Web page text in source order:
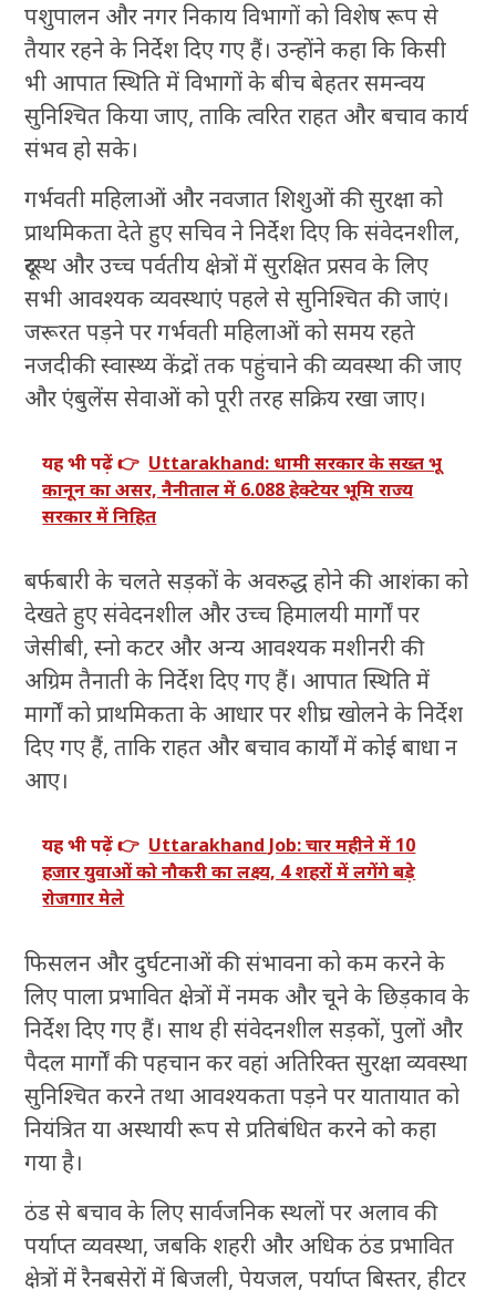
पशुपालन और नगर निकाय विभागों को विशेष रूप से
तैयार रहने के निर्देश दिए गए हैं। उन्होंने कहा कि किसी
भी आपात स्थिति में विभागों के बीच बेहतर समन्वय
सुनिश्चित किया जाए, ताकि त्वरित राहत और बचाव कार्य
संभव हो सके।
गर्भवती महिलाओं और नवजात शिशुओं की सुरक्षा को
प्राथमिकता देते हुए सचिव ने निर्देश दिए कि संवेदनशील,
दूरस्थ और उच्च पर्वतीय क्षेत्रों में सुरक्षित प्रसव के लिए
सभी आवश्यक व्यवस्थाएं पहले से सुनिश्चित की जाएं।
जरूरत पड़ने पर गर्भवती महिलाओं को समय रहते
नजदीकी स्वास्थ्य केंद्रों तक पहुंचाने की व्यवस्था की जाए
और एंबुलेंस सेवाओं को पूरी तरह सक्रिय रखा जाए।
यह भी पढ़ें 👉 Uttarakhand: धामी सरकार के सख्त भू
कानून का असर, नैनीताल में 6.088 हेक्टेयर भूमि राज्य
सरकार में निहित
बर्फबारी के चलते सड़कों के अवरुद्ध होने की आशंका को
देखते हुए संवेदनशील और उच्च हिमालयी मार्गों पर
जेसीबी, स्नो कटर और अन्य आवश्यक मशीनरी की
अग्रिम तैनाती के निर्देश दिए गए हैं। आपात स्थिति में
मार्गों को प्राथमिकता के आधार पर शीघ्र खोलने के निर्देश
दिए गए हैं, ताकि राहत और बचाव कार्यों में कोई बाधा न
आए।
यह भी पढ़ें 👉 Uttarakhand Job: चार महीने में 10
हजार युवाओं को नौकरी का लक्ष्य, 4 शहरों में लगेंगे बड़े
रोजगार मेले
फिसलन और दुर्घटनाओं की संभावना को कम करने के
लिए पाला प्रभावित क्षेत्रों में नमक और चूने के छिड़काव के
निर्देश दिए गए हैं। साथ ही संवेदनशील सड़कों, पुलों और
पैदल मार्गों की पहचान कर वहां अतिरिक्त सुरक्षा व्यवस्था
सुनिश्चित करने तथा आवश्यकता पड़ने पर यातायात को
नियंत्रित या अस्थायी रूप से प्रतिबंधित करने को कहा
गया है।
ठंड से बचाव के लिए सार्वजनिक स्थलों पर अलाव की
पर्याप्त व्यवस्था, जबकि शहरी और अधिक ठंड प्रभावित
क्षेत्रों में रैनबसेरों में बिजली, पेयजल, पर्याप्त बिस्तर, हीटर